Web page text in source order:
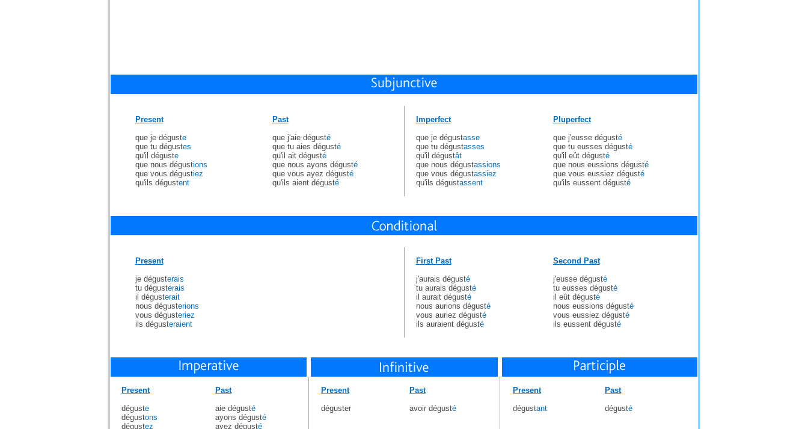
Present
que je déguste
que tu dégustes
qu'il déguste
que nous dégustions
que vous dégustiez
qu'ils dégustent
Past
que j'aie dégusté
que tu aies dégusté
qu'il ait dégusté
que nous ayons dégusté
que vous ayez dégusté
qu'ils aient dégusté
Imperfect
que je dégustasse
que tu dégustasses
qu'il dégustât
que nous dégustassions
que vous dégustassiez
qu'ils dégustassent
Pluperfect
que j'eusse dégusté
que tu eusses dégusté
qu'il eût dégusté
que nous eussions dégusté
que vous eussiez dégusté
qu'ils eussent dégusté
Present
je dégusterais
tu dégusterais
il dégusterait
nous dégusterions
vous dégusteriez
ils dégusteraient
First Past
j'aurais dégusté
tu aurais dégusté
il aurait dégusté
nous aurions dégusté
vous auriez dégusté
ils auraient dégusté
Second Past
j'eusse dégusté
tu eusses dégusté
il eût dégusté
nous eussions dégusté
vous eussiez dégusté
ils eussent dégusté
Present
déguste
dégustons
dégustez
Past
aie dégusté
ayons dégusté
ayez dégusté
Present
déguster
Past
avoir dégusté
Present
dégustant
Past
dégusté